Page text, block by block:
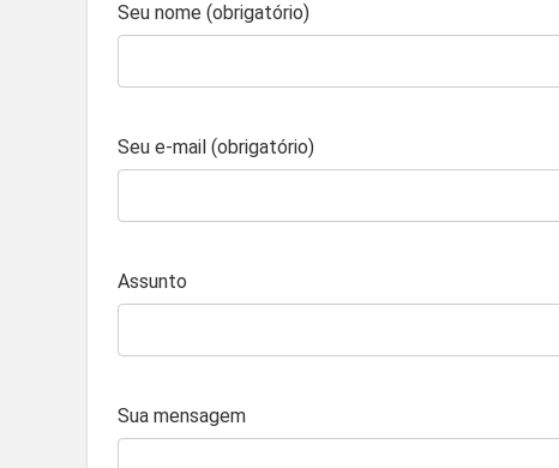
Seu nome (obrigatório)
Seu e-mail (obrigatório)
Assunto
Sua mensagem